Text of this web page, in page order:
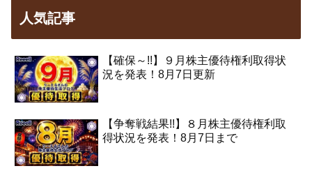
人気記事
【確保～!!】９月株主優待権利取得状
況を発表！8月7日更新
【争奪戦結果!!】８月株主優待権利取
得状況を発表！8月7日まで